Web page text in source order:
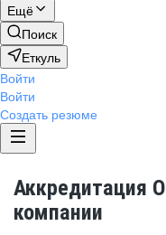
Ещё
Поиск
Еткуль
Войти
Войти
Создать резюме
Аккредитация
компании